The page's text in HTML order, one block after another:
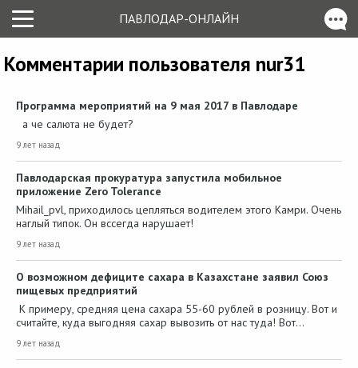
ПАВЛОДАР-ОНЛАЙН
Комментарии пользователя nur31
Программа мероприятий на 9 мая 2017 в Павлодаре
а че салюта не будет?
9 лет назад
Павлодарская прокуратура запустила мобильное
приложение Zero Tolerance
Mihail_pvl, приходилось цепляться водителем этого Камри. Очень
наглый типок. Он вссегда нарушает!
9 лет назад
О возможном дефиците сахара в Казахстане заявил Союз
пищевых предприятий
К примеру, средняя цена сахара 55-60 рублей в розницу. Вот и
считайте, куда выгодняя сахар вывозить от нас туда! Вот…
9 лет назад